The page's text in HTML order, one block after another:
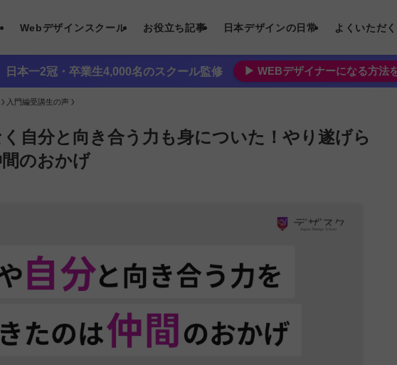
Webデザインスクール お役立ち記事 日本デザインの日常 よくいただ
日本一2冠・卒業生4,000名のスクール監修 ▶︎ WEBデザイナーになる方法
入門編受講生の声
自分と向き合う力も身についた！やり遂げら
のおかげ